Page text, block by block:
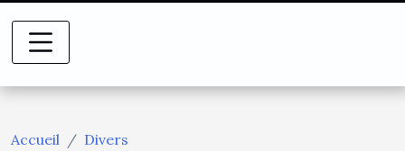
Accueil
Divers